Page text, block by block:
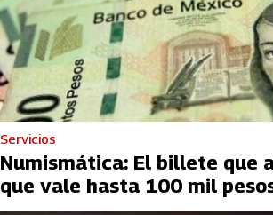
Servicios
Numismática: El billete que
que vale hasta 100 mil